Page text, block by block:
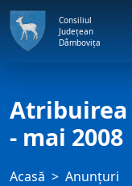
Consiliul
Județean
Dâmbovița
- mai 2008
Acasă
Anunţuri